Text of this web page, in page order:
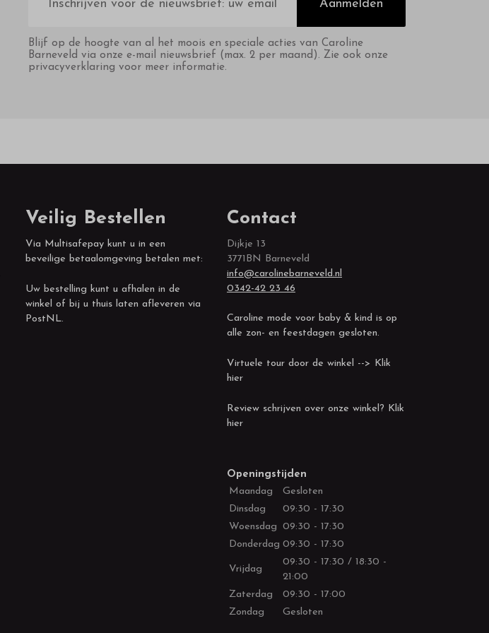
Aanmelden
Blijf op de hoogte van al het moois en speciale acties van Caroline
Barneveld via onze e-mail nieuwsbrief (max. 2 per maand). Zie ook onze
privacyverklaring voor meer informatie.
Veilig Bestellen
Via Multisafepay kunt u in een
beveilige betaalomgeving betalen met:
Uw bestelling kunt u afhalen in de
winkel of bij u thuis laten afleveren via
PostNL.
Contact
Dijkje 13
3771BN Barneveld
info@carolinebarneveld.nl
0342-42 23 46
Caroline mode voor baby & kind is op
alle zon- en feestdagen gesloten.
Virtuele tour door de winkel --> Klik
hier
Review schrijven over onze winkel? Klik
hier
Openingstijden
Maandag
Gesloten
Dinsdag
09:30 - 17:30
Woensdag 09:30 - 17:30
Donderdag 09:30 - 17:30
Vrijdag
09:30 - 17:30 / 18:30 -
21:00
Zaterdag
09:30 - 17:00
Zondag
Gesloten